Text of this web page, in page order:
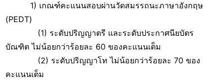
1) เกณฑ์คะแนนสอบผ่านวัดสมรรถนะภาษาอังกฤษ
(PEDT)
(1) ระดับปริญญาตรี และระดับประกาศนียบัตร
บัณฑิต ไม่น้อยกว่าร้อยละ 60 ของคะแนนเต็ม
(2) ระดับปริญญาโท ไม่น้อยกว่าร้อยละ 70 ของ
คะแนนเต็ม